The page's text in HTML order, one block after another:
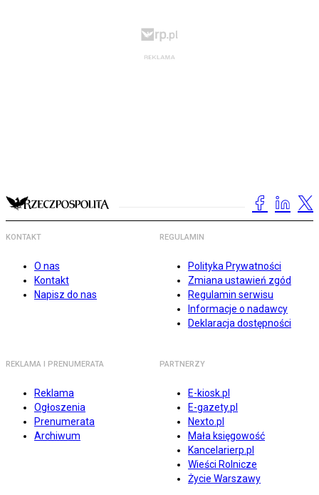
KONTAKT
O nas
Kontakt
Napisz do nas
REGULAMIN
Polityka Prywatności
Zmiana ustawień zgód
Regulamin serwisu
Informacje o nadawcy
Deklaracja dostępności
REKLAMA I PRENUMERATA
Reklama
Ogłoszenia
Prenumerata
Archiwum
PARTNERZY
E-kiosk.pl
E-gazety.pl
Nexto.pl
Mała księgowość
Kancelarierp.pl
Wieści Rolnicze
Życie Warszawy